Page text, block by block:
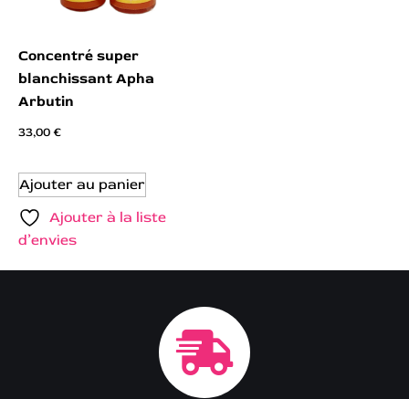
Concentré super
blanchissant Apha
Arbutin
33,00€
Ajouter au panier
Ajouter à la liste
d’envies